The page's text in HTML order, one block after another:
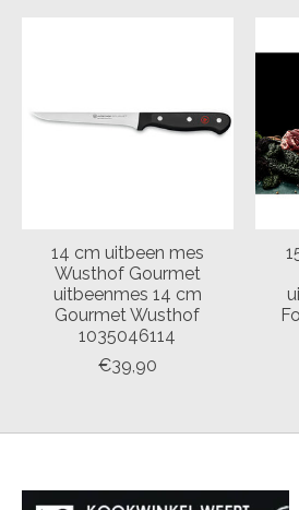
14 cm uitbeen mes
Wusthof Gourmet
uitbeenmes 14 cm
Gourmet Wusthof
1035046114
€39,90